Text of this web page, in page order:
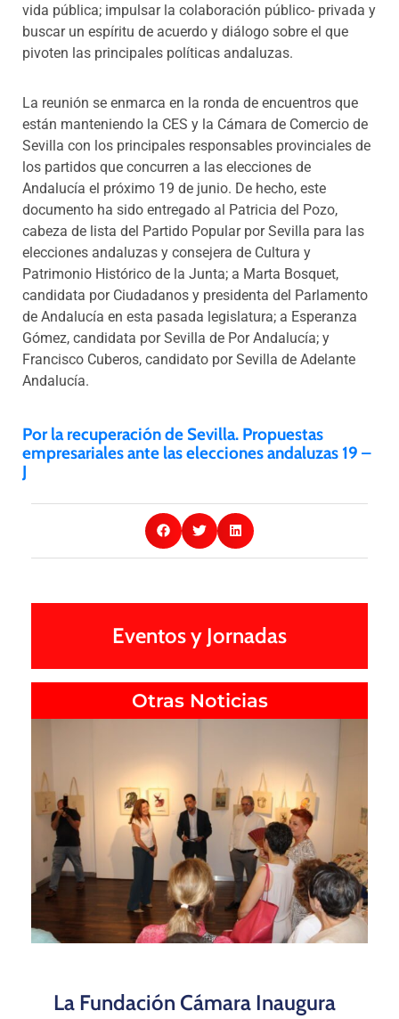
vida pública; impulsar la colaboración público- privada y
buscar un espíritu de acuerdo y diálogo sobre el que
pivoten las principales políticas andaluzas.
La reunión se enmarca en la ronda de encuentros que
están manteniendo la CES y la Cámara de Comercio de
Sevilla con los principales responsables provinciales de
los partidos que concurren a las elecciones de
Andalucía el próximo 19 de junio. De hecho, este
documento ha sido entregado al Patricia del Pozo,
cabeza de lista del Partido Popular por Sevilla para las
elecciones andaluzas y consejera de Cultura y
Patrimonio Histórico de la Junta; a Marta Bosquet,
candidata por Ciudadanos y presidenta del Parlamento
de Andalucía en esta pasada legislatura; a Esperanza
Gómez, candidata por Sevilla de Por Andalucía; y
Francisco Cuberos, candidato por Sevilla de Adelante
Andalucía.
Por la recuperación de Sevilla. Propuestas
empresariales ante las elecciones andaluzas 19 –
J
Eventos y Jornadas
Otras Noticias
La Fundación Cámara Inaugura